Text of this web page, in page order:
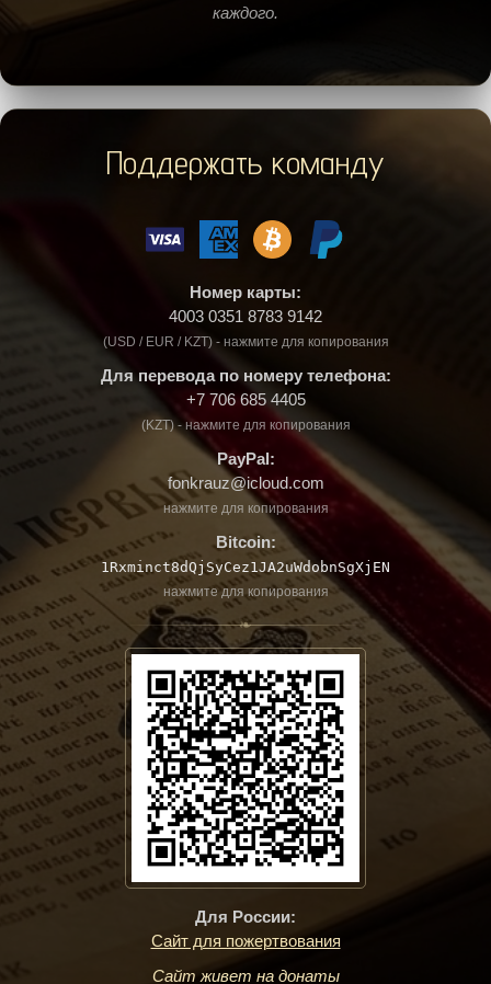
каждого.
Поддержать команду
Номер карты:
4003 0351 8783 9142
(USD / EUR / KZT) - нажмите для копирования
Для перевода по номеру телефона:
+7 706 685 4405
(KZT) - нажмите для копирования
PayPal:
fonkrauz@icloud.com
нажмите для копирования
Bitcoin:
1Rxminct8dQjSyCez1JA2uWdobnSgXjEN
нажмите для копирования
❧
Для России:
Сайт для пожертвования
Сайт живет на донаты